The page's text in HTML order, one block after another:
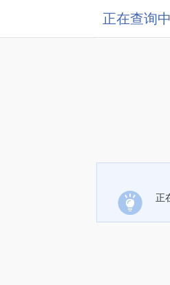
正在查询中
正